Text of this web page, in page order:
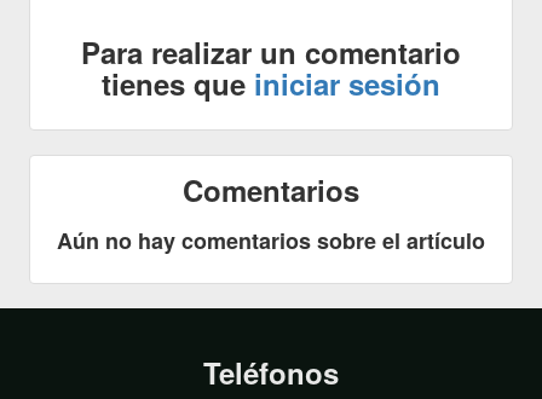
Para realizar un comentario
tienes que iniciar sesión
Comentarios
Aún no hay comentarios sobre el artículo
Teléfonos